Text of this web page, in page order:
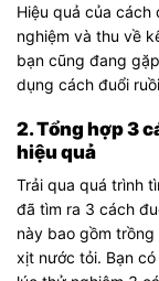
Hiệu quả của
nghiệm và thu về
bạn cũng đang
dụng cách đuổi
2. Tổng hợp 3
hiệu quả
Trải qua quá trình
đã tìm ra 3 cách
này bao gồm
xịt nước tỏi. Bạn